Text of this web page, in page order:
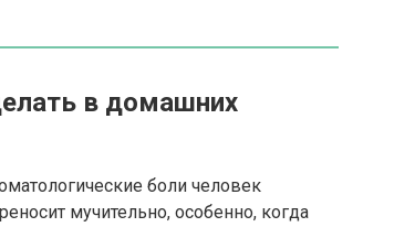
в домашних
боли человек
мучительно, особенно, когда